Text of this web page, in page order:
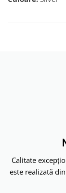
Calitate
este realizată